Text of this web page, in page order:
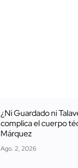
¿Ni Guardado ni
complica el cuerpo
Márquez
Ago. 2, 2026